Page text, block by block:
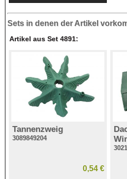
Sets in denen der Artikel
Artikel aus Set 4891:
Tannenzweig
3089849204
0,54 €